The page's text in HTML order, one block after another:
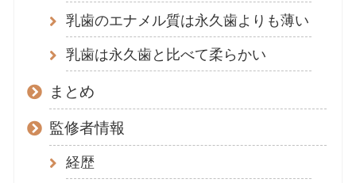
乳歯のエナメル質は永久歯よりも薄い
乳歯は永久歯と比べて柔らかい
まとめ
監修者情報
経歴